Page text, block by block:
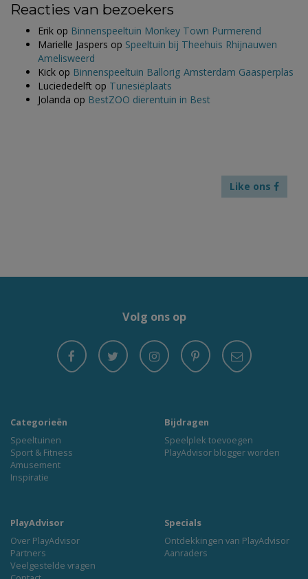
Reacties van bezoekers
Erik op Binnenspeeltuin Monkey Town Purmerend
Marielle Jaspers op Speeltuin bij Theehuis Rhijnauwen
Amelisweerd
Kick op Binnenspeeltuin Ballorig Amsterdam Gaasperplas
Luciededelft op Tunesiëplaats
Jolanda op BestZOO dierentuin in Best
Like ons
Volg ons op
Categorieën
Speeltuinen
Sport & Fitness
Amusement
Inspiratie
Bijdragen
Speelplek toevoegen
PlayAdvisor blogger worden
PlayAdvisor
Over PlayAdvisor
Partners
Veelgestelde vragen
Specials
Ontdekkingen van PlayAdvisor
Aanraders